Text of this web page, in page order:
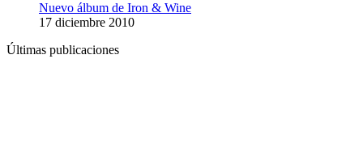
Nuevo álbum de Iron & Wine
17 diciembre 2010
Últimas publicaciones